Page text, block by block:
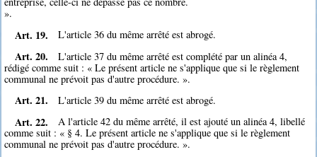
».
Art. 19. L'article 36 du même arrêté est abrogé.
Art. 20.
L'article 37 du même arrêté est complété par un alinéa 4,
rédigé comme suit : « Le présent article ne s'applique que si le règlement
communal ne prévoit pas d'autre procédure. ».
Art. 21. L'article 39 du même arrêté est abrogé.
Art. 22.
A l'article 42 du même arrêté, il est ajouté un alinéa 4, libellé
comme suit : « § 4. Le présent article ne s'applique que si le règlement
communal ne prévoit pas d'autre procédure. ».